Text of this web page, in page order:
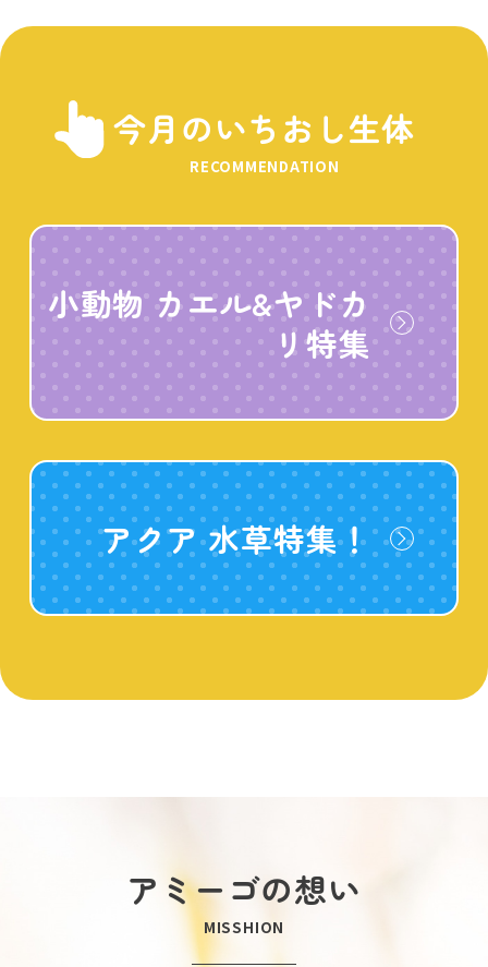
今月のいちおし生体
RECOMMENDATION
小動物 カエル&ヤドカ
リ特集
アクア 水草特集！
アミーゴの想い
MISSHION